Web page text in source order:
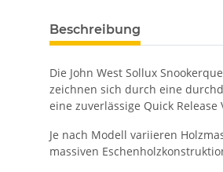
Beschreibung
Die John West Sollux
zeichnen sich durch eine
eine zuverlässige Quick Release
Je nach Modell variieren
massiven